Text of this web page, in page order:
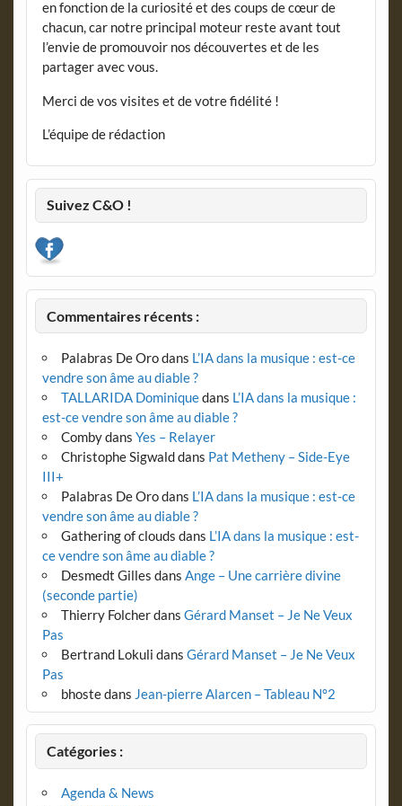
en fonction de la curiosité et des coups de cœur de
chacun, car notre principal moteur reste avant tout
l’envie de promouvoir nos découvertes et de les
partager avec vous.
Merci de vos visites et de votre fidélité !
L’équipe de rédaction
Suivez C&O !
Commentaires récents :
Palabras De Orodans L’IA dans la musique : est-ce
vendre son âme au diable ?
TALLARIDA Dominiquedans L’IA dans la musique :
est-ce vendre son âme au diable ?
Combydans Yes – Relayer
Christophe Sigwalddans Pat Metheny – Side-Eye
III+
Palabras De Orodans L’IA dans la musique : est-ce
vendre son âme au diable ?
Gathering of clouds dans L’IA dans la musique : est-
ce vendre son âme au diable ?
Desmedt Gilles dans Ange – Une carrière divine
(seconde partie)
Thierry Folcherdans Gérard Manset – Je Ne Veux
Pas
Bertrand Lokuli dans Gérard Manset – Je Ne Veux
Pas
bhostedans Jean-pierre Alarcen – Tableau N°2
Catégories :
Agenda & News